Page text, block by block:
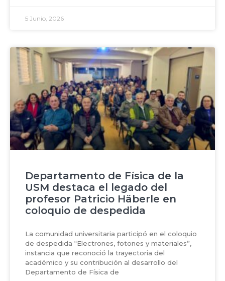
5 Junio, 2026
Departamento de Física de la
USM destaca el legado del
profesor Patricio Häberle en
coloquio de despedida
La comunidad universitaria participó en el coloquio
de despedida “Electrones, fotones y materiales”,
instancia que reconoció la trayectoria del
académico y su contribución al desarrollo del
Departamento de Física de